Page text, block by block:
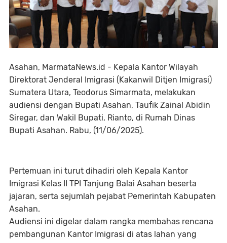
Asahan, MarmataNews.id - Kepala Kantor Wilayah
Direktorat Jenderal Imigrasi (Kakanwil Ditjen Imigrasi)
Sumatera Utara, Teodorus Simarmata, melakukan
audiensi dengan Bupati Asahan, Taufik Zainal Abidin
Siregar, dan Wakil Bupati, Rianto, di Rumah Dinas
Bupati Asahan. Rabu, (11/06/2025).
Pertemuan ini turut dihadiri oleh Kepala Kantor
Imigrasi Kelas II TPI Tanjung Balai Asahan beserta
jajaran, serta sejumlah pejabat Pemerintah Kabupaten
Asahan.
Audiensi ini digelar dalam rangka membahas rencana
pembangunan Kantor Imigrasi di atas lahan yang